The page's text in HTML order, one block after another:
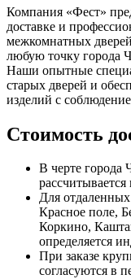
Компания «Фест»
доставке и
межкомнатных
любую точку города
Наши опытные
старых дверей и
изделий с
Стоимость
В черте города
Для
Красное поле,
Коркино,
определяется
При заказе
согласуются в